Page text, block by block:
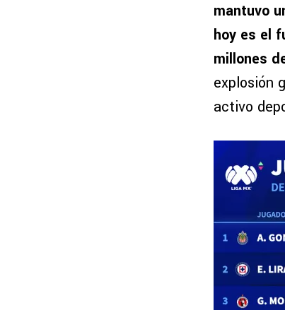
mantuvo
hoy es el
millones
explosión
activo